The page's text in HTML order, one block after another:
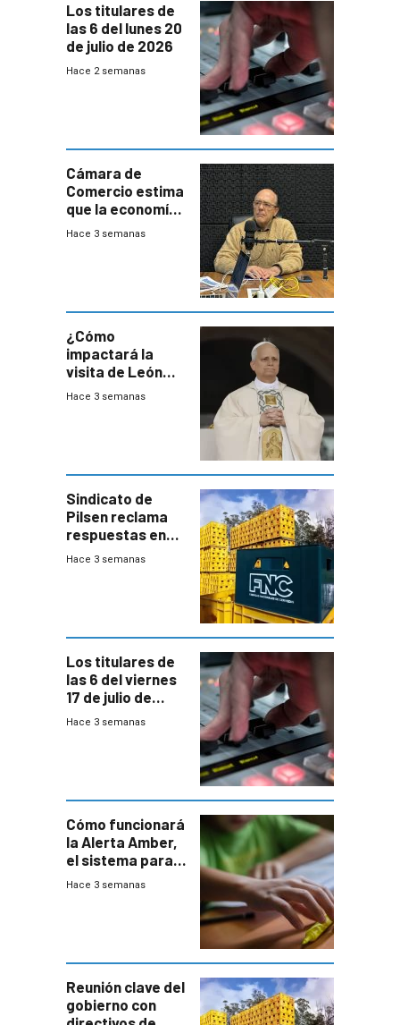
Los titulares de
las 6 del lunes 20
de julio de 2026
Hace 2 semanas
Cámara de
Comercio estima
que la economía
crecerá 1,6%
Hace 3 semanas
¿Cómo
impactará la
visita de León
XIV a Uruguay?
Hace 3 semanas
Sindicato de
Pilsen reclama
respuestas en
medio de
Hace 3 semanas
Los titulares de
las 6 del viernes
17 de julio de
2026
Hace 3 semanas
Cómo funcionará
la Alerta Amber,
el sistema para
la búsqueda
Hace 3 semanas
Reunión clave del
gobierno con